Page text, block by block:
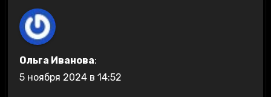
Ольга Иванова:
5 ноября 2024 в 14:52